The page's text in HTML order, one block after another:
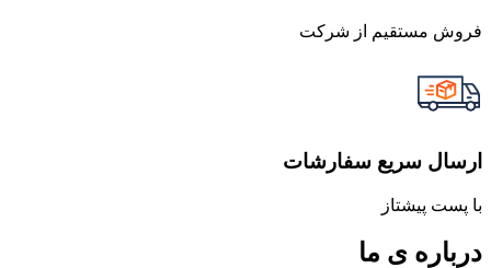
فروش مستقیم از شرکت
ارسال سریع سفارشات
با پست پیشتاز
درباره ی ما